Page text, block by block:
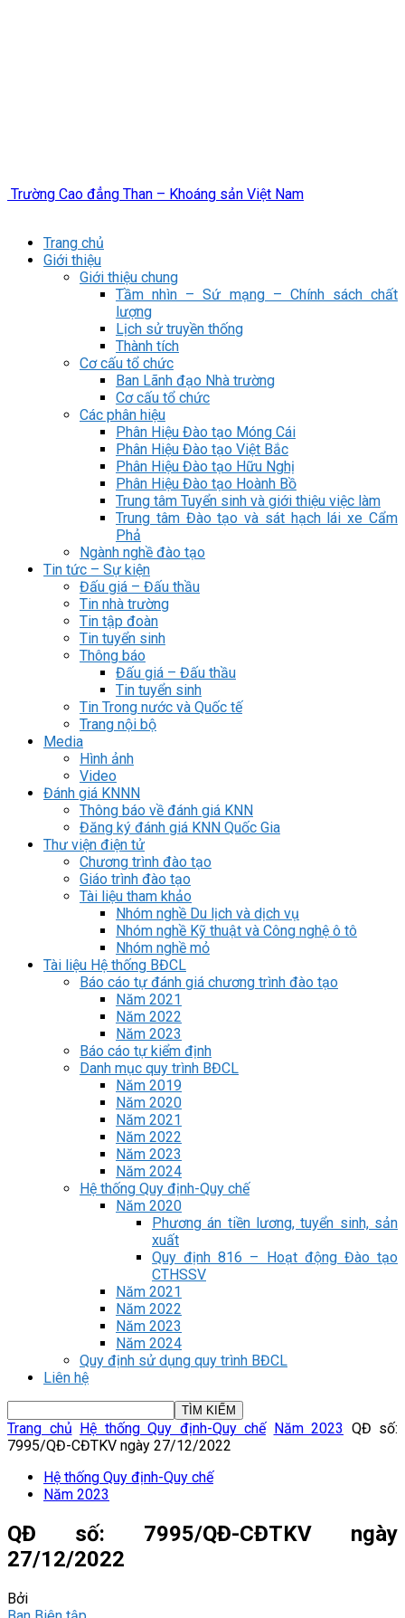
Trường Cao đẳng Than – Khoáng sản Việt Nam
Trang chủ
Giới thiệu
Giới thiệu chung
Tầm nhìn – Sứ mạng – Chính sách chất
lượng
Lịch sử truyền thống
Thành tích
Cơ cấu tổ chức
Ban Lãnh đạo Nhà trường
Cơ cấu tổ chức
Các phân hiệu
Phân Hiệu Đào tạo Móng Cái
Phân Hiệu Đào tạo Việt Bắc
Phân Hiệu Đào tạo Hữu Nghị
Phân Hiệu Đào tạo Hoành Bồ
Trung tâm Tuyển sinh và giới thiệu việc làm
Trung tâm Đào tạo và sát hạch lái xe Cẩm
Phả
Ngành nghề đào tạo
Tin tức – Sự kiện
Đấu giá – Đấu thầu
Tin nhà trường
Tin tập đoàn
Tin tuyển sinh
Thông báo
Đấu giá – Đấu thầu
Tin tuyển sinh
Tin Trong nước và Quốc tế
Trang nội bộ
Media
Hình ảnh
Video
Đánh giá KNNN
Thông báo về đánh giá KNN
Đăng ký đánh giá KNN Quốc Gia
Thư viện điện tử
Chương trình đào tạo
Giáo trình đào tạo
Tài liệu tham khảo
Nhóm nghề Du lịch và dịch vụ
Nhóm nghề Kỹ thuật và Công nghệ ô tô
Nhóm nghề mỏ
Tài liệu Hệ thống BĐCL
Báo cáo tự đánh giá chương trình đào tạo
Năm 2021
Năm 2022
Năm 2023
Báo cáo tự kiểm định
Danh mục quy trình BĐCL
Năm 2019
Năm 2020
Năm 2021
Năm 2022
Năm 2023
Năm 2024
Hệ thống Quy định-Quy chế
Năm 2020
Phương án tiền lương, tuyển sinh, sản
xuất
Quy định 816 – Hoạt động Đào tạo
CTHSSV
Năm 2021
Năm 2022
Năm 2023
Năm 2024
Quy định sử dụng quy trình BĐCL
Liên hệ
Trang chủ Hệ thống Quy định-Quy chế Năm 2023 QĐ số:
7995/QĐ-CĐTKV ngày 27/12/2022
Hệ thống Quy định-Quy chế
Năm 2023
QĐ số: 7995/QĐ-CĐTKV ngày
27/12/2022
Bởi